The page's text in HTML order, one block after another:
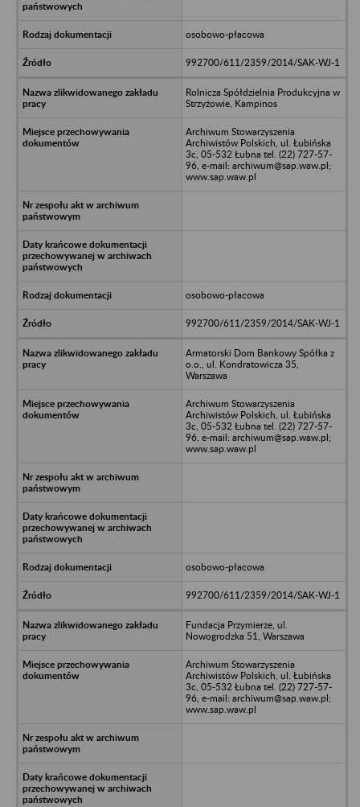
osobowo-płacowa
992700/611/2359/2014/SAK-WJ-1
Rolnicza Spółdzielnia Produkcyjna w
Strzyżowie, Kampinos
Archiwum Stowarzyszenia
Archiwistów Polskich, ul. Łubińska
3c, 05-532 Łubna tel. (22) 727-57-
96, e-mail: archiwum@sap.waw.pl;
www.sap.waw.pl
osobowo-płacowa
992700/611/2359/2014/SAK-WJ-1
Armatorski Dom Bankowy Spółka z
o.o., ul. Kondratowicza 35,
Warszawa
Archiwum Stowarzyszenia
Archiwistów Polskich, ul. Łubińska
3c, 05-532 Łubna tel. (22) 727-57-
96, e-mail: archiwum@sap.waw.pl;
www.sap.waw.pl
osobowo-płacowa
992700/611/2359/2014/SAK-WJ-1
Fundacja Przymierze, ul.
Nowogrodzka 51, Warszawa
Archiwum Stowarzyszenia
Archiwistów Polskich, ul. Łubińska
3c, 05-532 Łubna tel. (22) 727-57-
96, e-mail: archiwum@sap.waw.pl;
www.sap.waw.pl